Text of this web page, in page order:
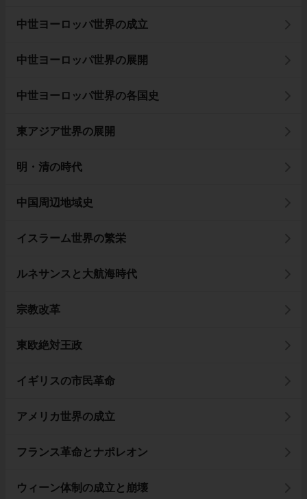
中世ヨーロッパ世界の成立
中世ヨーロッパ世界の展開
中世ヨーロッパ世界の各国史
東アジア世界の展開
明・清の時代
中国周辺地域史
イスラーム世界の繁栄
ルネサンスと大航海時代
宗教改革
東欧絶対王政
イギリスの市民革命
アメリカ世界の成立
フランス革命とナポレオン
ウィーン体制の成立と崩壊